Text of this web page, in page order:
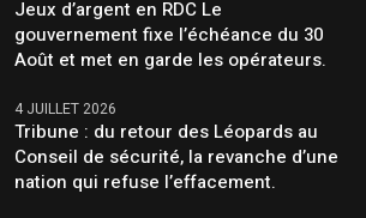
Jeux d’argent en RDC Le
gouvernement fixe l’échéance du 30
Août et met en garde les opérateurs.
4 JUILLET 2026
Tribune : du retour des Léopards au
Conseil de sécurité, la revanche d’une
nation qui refuse l’effacement.